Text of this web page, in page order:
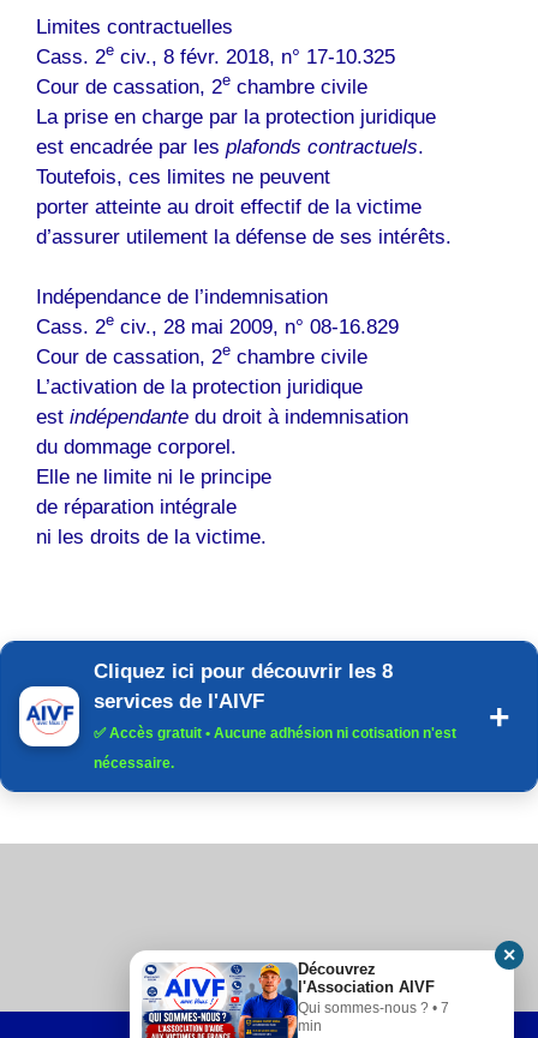
Limites contractuelles
Cass. 2e civ., 8 févr. 2018, n° 17-10.325
Cour de cassation, 2e chambre civile
La prise en charge par la protection juridique
est encadrée par les plafonds contractuels.
Toutefois, ces limites ne peuvent
porter atteinte au droit effectif de la victime
d’assurer utilement la défense de ses intérêts.
Indépendance de l’indemnisation
Cass. 2e civ., 28 mai 2009, n° 08-16.829
Cour de cassation, 2e chambre civile
L’activation de la protection juridique
est indépendante du droit à indemnisation
du dommage corporel.
Elle ne limite ni le principe
de réparation intégrale
ni les droits de la victime.
Cliquez ici pour découvrir les 8
services de l'AIVF
✅Accès gratuit • Aucune adhésion ni cotisation n'est
nécessaire.
Découvrez
l'Association AIVF
Qui sommes-nous ? • 7
min
✕